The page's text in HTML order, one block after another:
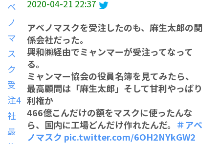
2020-04-21 22:37
アベノマスクを受注したのも、麻生太郎の関
係会社だった。
興和㈱経由でミャンマーが受注ってなって
る。
ミャンマー協会の役員名簿を見てみたら、
最高顧問は「麻生太郎」そして甘利やっぱり
利権か
466億こんだけの額をマスクに使ったんな
ら、国内に工場どんだけ作れたんだ。 ＃アベ
ノマスク pic.twitter.com/6OH2NYkGW2